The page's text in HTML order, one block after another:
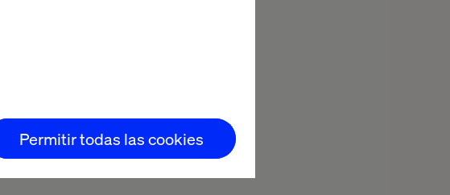
Permitir todas las cookies